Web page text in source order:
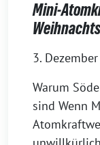
Mini-
3.
Warum
sind Wenn